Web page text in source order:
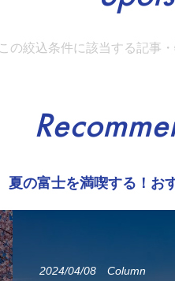
この絞込条件に該当する記事
夏の富士を満喫する！お
2024/04/08 Column